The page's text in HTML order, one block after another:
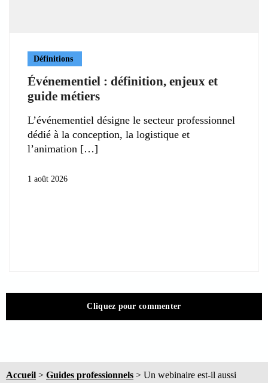
Définitions
Événementiel : définition, enjeux et
guide métiers
L’événementiel désigne le secteur professionnel
dédié à la conception, la logistique et
l’animation
1 août 2026
Cliquez pour commenter
Accueil > Guides professionnels > Un webinaire est-il aussi